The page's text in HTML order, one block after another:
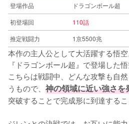
登場作品
ドラゴンボール超
初登場回
110話
推定戦闘力
1京5500兆
本作の主人公として大活躍する悟空
『ドラゴンボール超』で登場した
こちらは戦闘中、どんな攻撃も自
うもので、 神の領域に近い強さを
突破することで完成形に到達するこ